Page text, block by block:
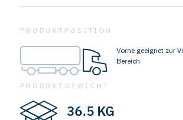
PRODUKTPOSITION
Vorne geeignet zur
Bereich
PRODUKTGEWICHT
36.5 KG